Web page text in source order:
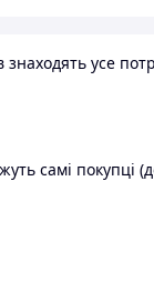
усе
самі покупці